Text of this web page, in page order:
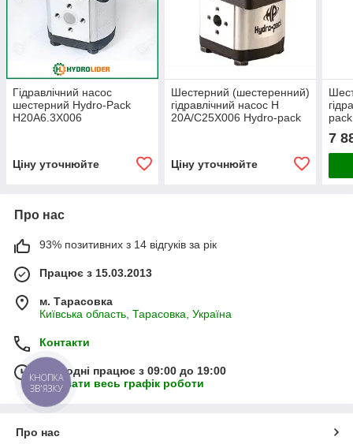
Гідравлічний насос
шестерний Hydro-Pack
H20A6.3X006
Ціну уточнюйте
Шестерний (шестеренний)
гідравлічний насос H
20A/C25X006 Hydro-pack
Ціну уточнюйте
7
Про нас
93% позитивних з 14 відгуків за рік
Працює з 15.03.2013
м. Тарасовка
Київська область, Тарасовка, Україна
Контакти
Сьогодні працює з 09:00 до 19:00
Показати весь графік роботи
Про нас
КНОПКА
ЗВ'ЯЗКУ